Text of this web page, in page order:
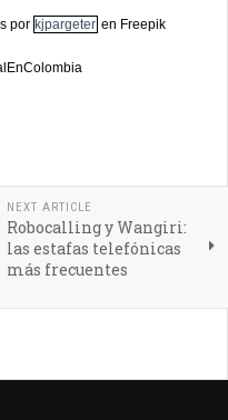
por kjpargeter en Freepik
NEXT ARTICLE
Robocalling y Wangiri:
las estafas telefónicas
más frecuentes